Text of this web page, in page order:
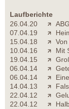
Laufberichte
26.04.20
07.04.19
15.04.18
10.04.16
Mit
19.04.15
06.04.14
06.04.14
14.04.13
22.04.12
22.04.12